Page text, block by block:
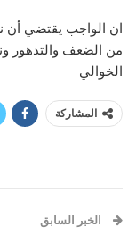
ان الواجب يقتضي أن
من الضعف والتدهور
الخوالي
المشاركة
الخبر السابق